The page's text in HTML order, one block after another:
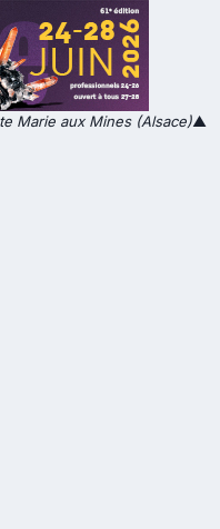
Marie aux Mines (Alsace)▲